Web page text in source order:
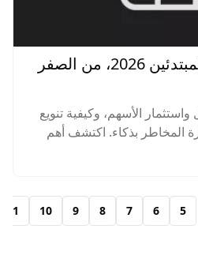
تعلم تداول الأسهم للمبتدئين 2026، من الصفر
الأسهم، وكيفية تنويع
المخاطر بذكاء. اكتشف أهم
النجاح في سوق الأسهم.
5
6
7
8
9
10
11